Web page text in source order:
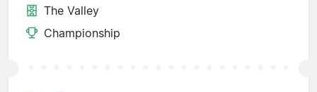
The Valley
Championship